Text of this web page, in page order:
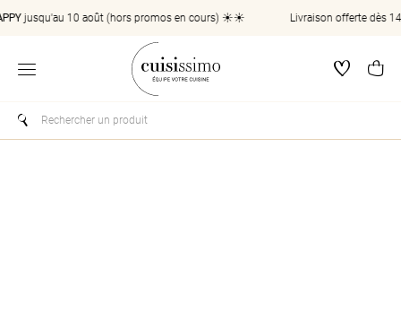
jusqu'au 10 août (hors promos en cours) ☀️☀️ Livraison offerte dès
Wishlist